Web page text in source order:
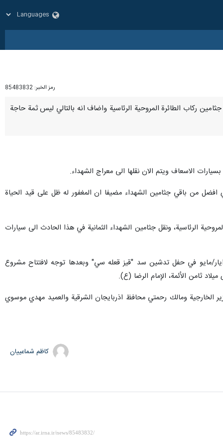
رمز الخبر: 85483832
ركاب الطائرة المروحية الرئاسية واضاف انه بالتالي ليس ثمة حاجة
الاسعاف ويتم الان نقلها الى معراج الشهداء.
من باقي جثامين الشهداء مضيفا ان المغفور له ظل على قيد الحياة
تحطم الطائرة المروحية الرئاسية، ونقل جثامين الشهداء الثمانية في هذا الحادث الى سيارات
المغفور له اية الله سيد ابراهيم رئيسي، الرئيس الثامن للجمهورية الاسلامية الايرانية، قد شارك يوم الاحد 19 ايار/مايو في حفل تدشين سد "قيز قعله سي" وبعدها توجه لافتتاح مشروع
ثامن الأئمة، الإمام الرضا (ع).
الخارجية ومالك رحمتي محافظ اذربايجان الشرقية والعميد مهدي موسوي
کاظم شماعییان